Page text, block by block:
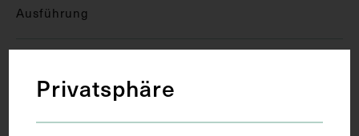
Ausführung
Privatsphäre